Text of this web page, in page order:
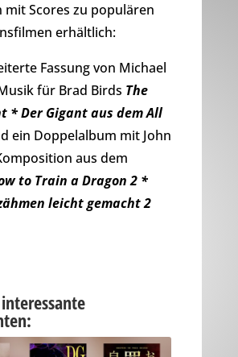
mit Scores zu populären
erhältlich:
Fassung von Michael
für Brad Birds The
* Der Gigant aus dem All
ein Doppelalbum mit John
aus dem
to Train a Dragon 2 *
leicht gemacht 2